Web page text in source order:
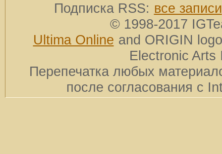
Подписка RSS: все записи
© 1998-2017
Ultima Online and ORIGIN
Electronic Arts
Перепечатка любых
после согласования с